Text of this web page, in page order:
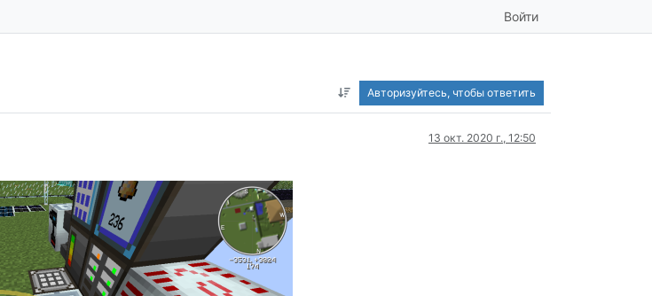
Войти
Авторизуйтесь, чтобы ответить
13 окт. 2020 г., 12:50